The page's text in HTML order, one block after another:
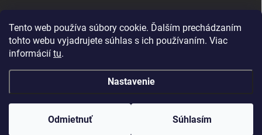
Tento web používa súbory cookie. Ďalším prechádzaním
tohto webu vyjadrujete súhlas s ich používaním. Viac
informácií tu.
Nastavenie
Odmietnuť Súhlasím
Vytvoril Shoptet
Copyright 2026 . Všetky práva vyhradené.